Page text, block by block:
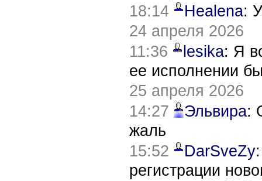
18:14
Healena:
24 апреля 2026
11:36
lesika: Я
ее исполнении
25 апреля 2026
14:27
Эльвира:
жаль
15:52
DarSveZy
регистрации